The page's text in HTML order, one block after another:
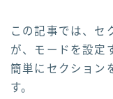
この記事では、セ
が、モードを設定
簡単にセクション
す。